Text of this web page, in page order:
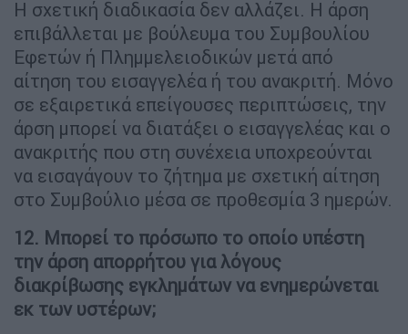
Η σχετική διαδικασία δεν αλλάζει. Η άρση
επιβάλλεται με βούλευμα του Συμβουλίου
Εφετών ή Πλημμελειοδικών μετά από
αίτηση του εισαγγελέα ή του ανακριτή. Μόνο
σε εξαιρετικά επείγουσες περιπτώσεις, την
άρση μπορεί να διατάξει ο εισαγγελέας και ο
ανακριτής που στη συνέχεια υποχρεούνται
να εισαγάγουν το ζήτημα με σχετική αίτηση
στο Συμβούλιο μέσα σε προθεσμία 3 ημερών.
12. Μπορεί το πρόσωπο το οποίο υπέστη
την άρση απορρήτου για λόγους
διακρίβωσης εγκλημάτων να ενημερώνεται
εκ των υστέρων;